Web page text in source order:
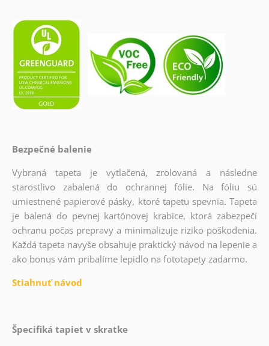
Bezpečné balenie
Vybraná tapeta je vytlačená, zrolovaná a následne
starostlivo zabalená do ochrannej fólie. Na fóliu sú
umiestnené papierové pásky, ktoré tapetu spevnia. Tapeta
je balená do pevnej kartónovej krabice, ktorá zabezpečí
ochranu počas prepravy a minimalizuje riziko poškodenia.
Každá tapeta navyše obsahuje praktický návod na lepenie a
ako bonus vám pribalíme lepidlo na fototapety zadarmo.
Stiahnuť návod
Špecifiká tapiet v skratke